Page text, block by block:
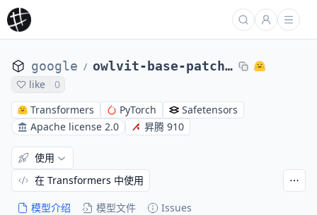
google / owlvit-base-patch32
like
0
Transformers
PyTorch
Safetensors
Apache license 2.0
昇腾 910
模型介绍 模型文件 Issues
使用
在 Transformers 中使用